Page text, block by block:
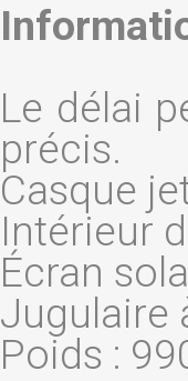
Le délai
précis.
Casque
Intérieur
Écran
Jugulaire
Poids :